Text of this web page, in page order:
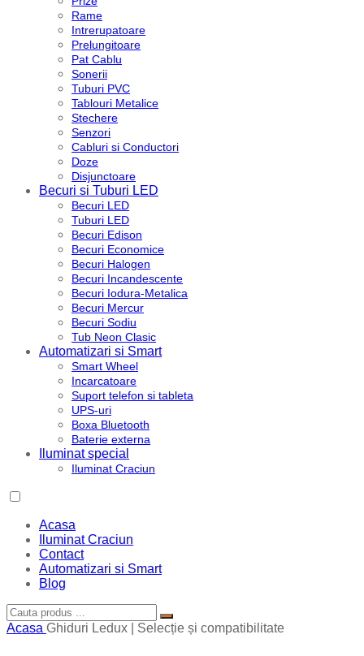
Rame
Intrerupatoare
Prelungitoare
Pat Cablu
Sonerii
Tuburi PVC
Tablouri Metalice
Stechere
Senzori
Cabluri si Conductori
Doze
Disjunctoare
Becuri si Tuburi LED
Becuri LED
Tuburi LED
Becuri Edison
Becuri Economice
Becuri Halogen
Becuri Incandescente
Becuri Iodura-Metalica
Becuri Mercur
Becuri Sodiu
Tub Neon Clasic
Automatizari si Smart
Smart Wheel
Incarcatoare
Suport telefon si tableta
UPS-uri
Boxa Bluetooth
Baterie externa
Iluminat special
Iluminat Craciun
Acasa
Iluminat Craciun
Contact
Automatizari si Smart
Blog
Acasa Ghiduri Ledux | Selecție și compatibilitate